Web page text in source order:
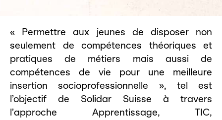
« Permettre aux jeunes de disposer non
seulement de compétences théoriques et
pratiques de métiers mais aussi de
compétences de vie pour une meilleure
insertion socioprofessionnelle », tel est
l’objectif de Solidar Suisse à travers
l’approche Apprentissage, TIC,